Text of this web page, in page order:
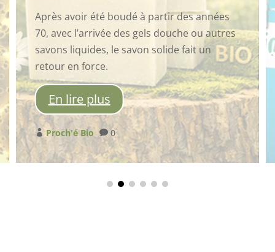
des années
douche ou autres
fait un
Le greenwashing est à la
industriels l’ont compris,
vraiment le jeu, d’autres sont
scrupuleux…
En lire plus
 Proch'é Bio  0